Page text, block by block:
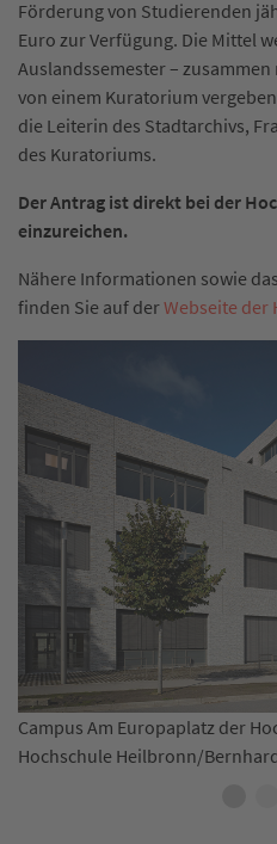
Förderung von Studierenden
Euro zur Verfügung. Die Mittel
Auslandssemester –
von einem Kuratorium
die Leiterin des Stadtarchivs,
des Kuratoriums.
Der Antrag ist direkt bei der
einzureichen.
Nähere Informationen sowie
finden Sie auf derWebseite der
Heilbronn Foto:
Campus